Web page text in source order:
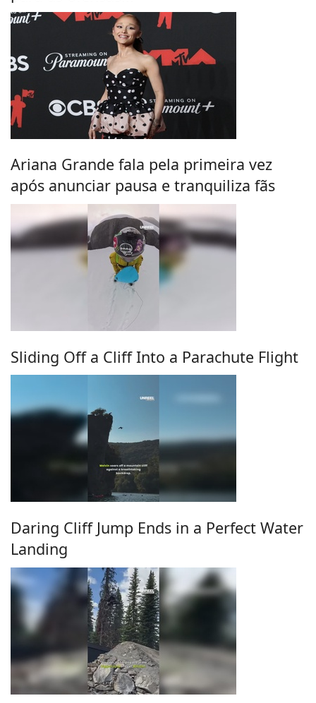
Ariana Grande fala pela primeira vez
após anunciar pausa e tranquiliza fãs
Sliding Off a Cliff Into a Parachute Flight
Daring Cliff Jump Ends in a Perfect Water
Landing